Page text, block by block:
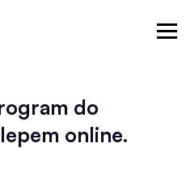
do
online.